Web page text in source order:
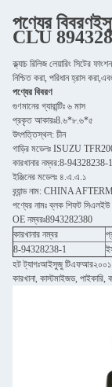
পণ্যের বিবরণ
CLU
ক্ল্যাচ রিলিজ লেয়ারিং সিটের
নিশ্চিত করা, পরিধান হ্রাস
পণ্যের বিবরণ
গুণমানের গ্যারান্টিঃ ৬ মাস
প্রকৃত আকারঃ8.৬*৮.৬*৫
উৎপত্তিস্থল: চীন
গাড়ির মডেলঃ ISUZU
কারখানার নম্বর:8-94328238-1
ইঞ্জিনের মডেলঃ ৪.এ.এ.১
ব্র্যান্ড নাম: CHINA
পণ্যের নামঃ ব্লক শিফট সিএলইউ
OE নম্বরঃ8943282380
কারখানার নম্বর
8-94328238-1
হট ট্যাগঃআইসুজু টিএফআর২০০১
কারখানা, কাস্টমাইজড,